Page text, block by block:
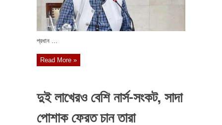
প্রধান ...
Read More »
দুই লাখেরও বেশি নার্স-সংকট, সাদা
পোশাক ফেরত চান তারা